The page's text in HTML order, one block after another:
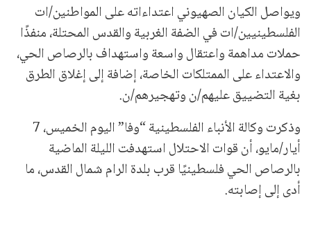
ويواصل الكيان الصهيوني اعتداءاته على المواطنين/ات
الفلسطينيين/ات في الضفة الغربية والقدس المحتلة، منفذًا
حملات مداهمة واعتقال واسعة واستهداف بالرصاص الحي،
والاعتداء على الممتلكات الخاصة، إضافة إلى إغلاق الطرق
بغية التضييق عليهم/ن وتهجيرهم/ن.
وذكرت وكالة الأنباء الفلسطينية “وفا” اليوم الخميس، 7
أيار/مايو، أن قوات الاحتلال استهدفت الليلة الماضية
بالرصاص الحي فلسطينيًا قرب بلدة الرام شمال القدس، ما
أدى إلى إصابته.